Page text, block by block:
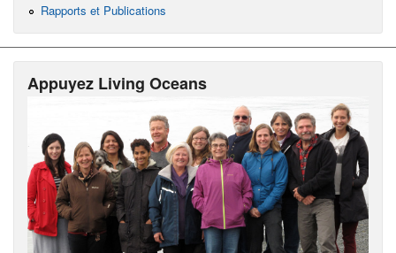
Rapports et Publications
Appuyez Living Oceans